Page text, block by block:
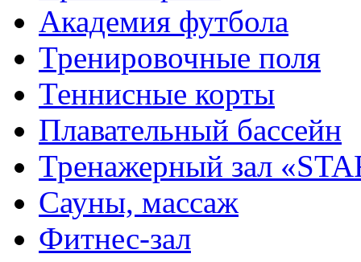
Академия футбола
Тренировочные поля
Теннисные корты
Плавательный бассейн
Тренажерный зал
Сауны, массаж
Фитнес-зал